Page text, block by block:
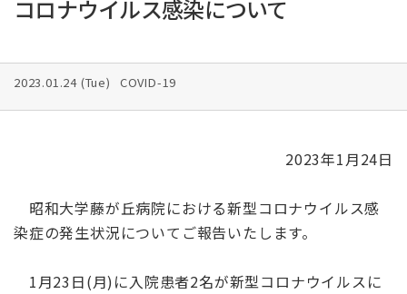
コロナウイルス感染について
2023.01.24 (Tue) COVID-19
2023年1月24日
昭和大学藤が丘病院における新型コロナウイルス感
染症の発生状況についてご報告いたします。
1月23日(月)に入院患者2名が新型コロナウイルスに